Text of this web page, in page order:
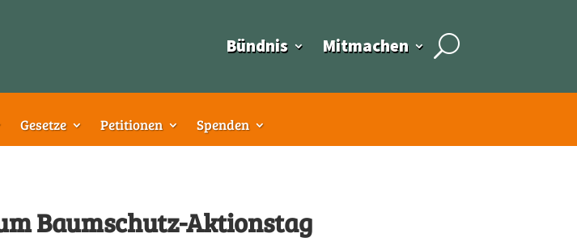
Bündnis Mitmachen
Gesetze Petitionen Spenden
Baumschutz-Aktionstag